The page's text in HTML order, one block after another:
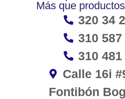
Más que
320 34
310 587
310 481
Calle 16i
Fontibón